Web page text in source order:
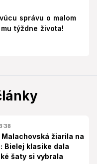
správu o malom
týždne života!
Malachovská žiarila na
Bielej klasike dala
šaty si vybrala